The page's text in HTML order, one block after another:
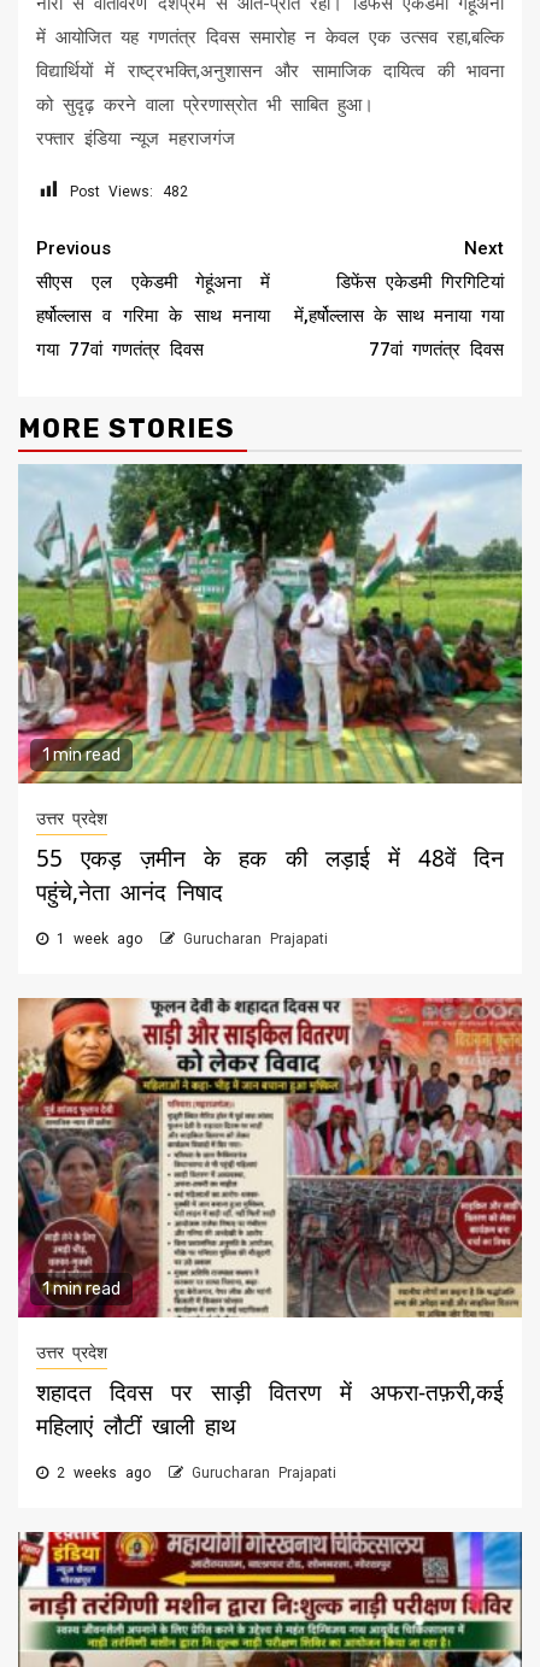
में आयोजित यह गणतंत्र दिवस समारोह न केवल एक उत्सव रहा,बल्कि
विद्यार्थियों में राष्ट्रभक्ति,अनुशासन और सामाजिक दायित्व की भावना
को सुदृढ़ करने वाला प्रेरणास्रोत भी साबित हुआ।
रफ्तार इंडिया न्यूज महराजगंज
Post Views: 482
Continue
Reading
Previous
सीएस एल एकेडमी गेहूंअना में
हर्षोल्लास व गरिमा के साथ मनाया
गया 77वां गणतंत्र दिवस
Next
डिफेंस एकेडमी गिरगिटियां
में,हर्षोल्लास के साथ मनाया गया
77वां गणतंत्र दिवस
MORE STORIES
1 min read
उत्तर प्रदेश
55 एकड़ ज़मीन के हक की लड़ाई में 48वें दिन
पहुंचे,नेता आनंद निषाद
1 week ago Gurucharan Prajapati
1 min read
उत्तर प्रदेश
शहादत दिवस पर साड़ी वितरण में अफरा-तफ़री,कई
महिलाएं लौटीं खाली हाथ
2 weeks ago Gurucharan Prajapati